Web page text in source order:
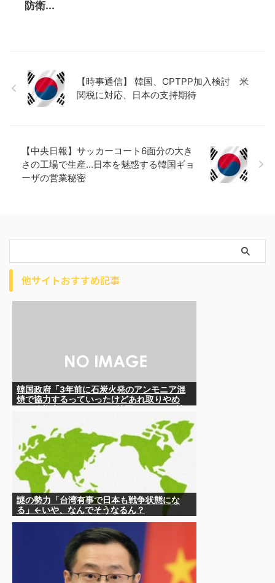
防衛...
【時事通信】 韓国、CPTPP加入検討 米
関税に対応、日本の支持期待
【中央日報】サッカーコート6面分の大き
さの工場で生産…日本を魅惑する韓国ギョ
ーザの営業秘密
他サイトおすすめ記事
韓国政府「3年前に石炭火発のアンモニア混
焼で協力するっていったけどあれ取りやめ
力ができない理由、これなんですよね
謎の勢力「台湾有事で日本も戦争状態にな
る」←いや、なんでそうなるん？